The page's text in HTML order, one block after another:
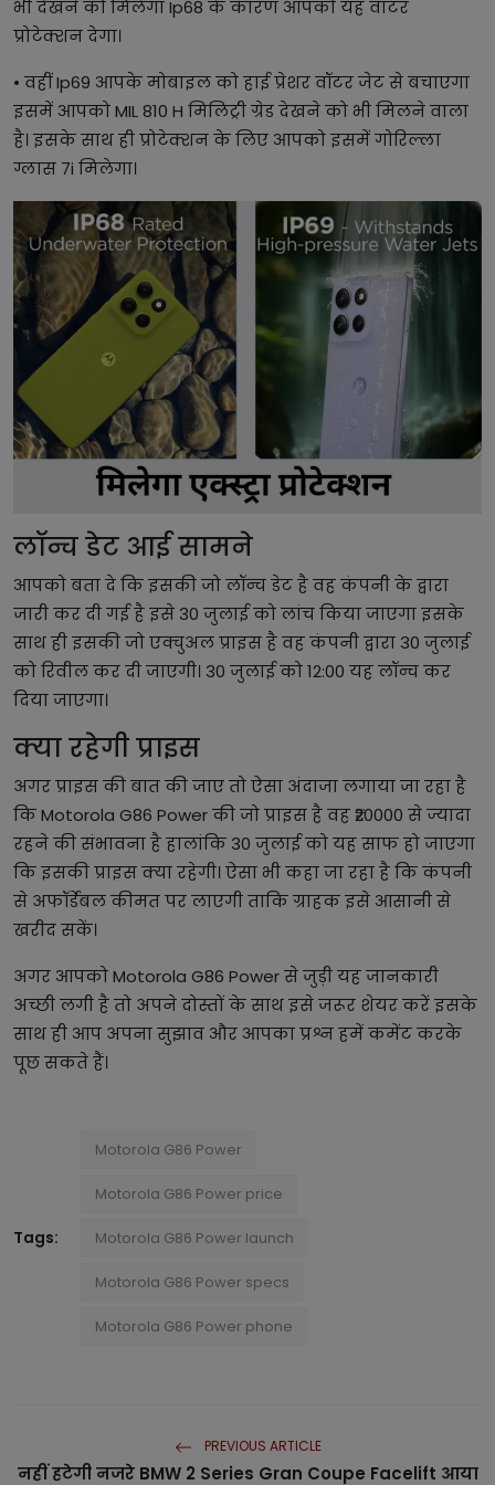
भी देखने को मिलेगा Ip68 के कारण आपको यह वाटर
प्रोटेक्शन देगा।
• वहीं Ip69 आपके मोबाइल को हाई प्रेशर वॉटर जेट से बचाएगा
इसमें आपको MIL 810 H मिलिट्री ग्रेड देखने को भी मिलने वाला
है। इसके साथ ही प्रोटेक्शन के लिए आपको इसमें गोरिल्ला
ग्लास 7i मिलेगा।
लॉन्च डेट आई सामने
आपको बता दे कि इसकी जो लॉन्च डेट है वह कंपनी के द्वारा
जारी कर दी गई है इसे 30 जुलाई को लांच किया जाएगा इसके
साथ ही इसकी जो एक्चुअल प्राइस है वह कंपनी द्वारा 30 जुलाई
को रिवील कर दी जाएगी। 30 जुलाई को 12:00 यह लॉन्च कर
दिया जाएगा।
क्या रहेगी प्राइस
अगर प्राइस की बात की जाए तो ऐसा अंदाजा लगाया जा रहा है
कि Motorola G86 Power की जो प्राइस है वह ₹20000 से ज्यादा
रहने की संभावना है हालांकि 30 जुलाई को यह साफ हो जाएगा
कि इसकी प्राइस क्या रहेगी। ऐसा भी कहा जा रहा है कि कंपनी
से अफॉर्डेबल कीमत पर लाएगी ताकि ग्राहक इसे आसानी से
खरीद सकें।
अगर आपको Motorola G86 Power से जुड़ी यह जानकारी
अच्छी लगी है तो अपने दोस्तों के साथ इसे जरूर शेयर करें इसके
साथ ही आप अपना सुझाव और आपका प्रश्न हमें कमेंट करके
पूछ सकते हैं।
Tags:
Motorola G86 Power
Motorola G86 Power price
Motorola G86 Power launch
Motorola G86 Power specs
Motorola G86 Power phone
PREVIOUS ARTICLE
नहीं हटेगी नजरे BMW 2 Series Gran Coupe Facelift आया